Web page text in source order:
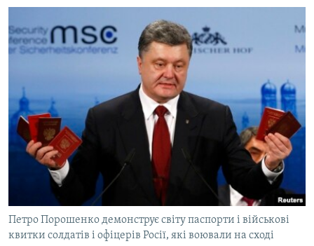
Петро Порошенко демонструє світу паспорти і військові
квитки солдатів і офіцерів Росії, які воювали на сході